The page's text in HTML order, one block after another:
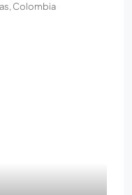
Colombia